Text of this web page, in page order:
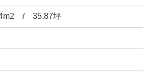
2 / 35.87坪